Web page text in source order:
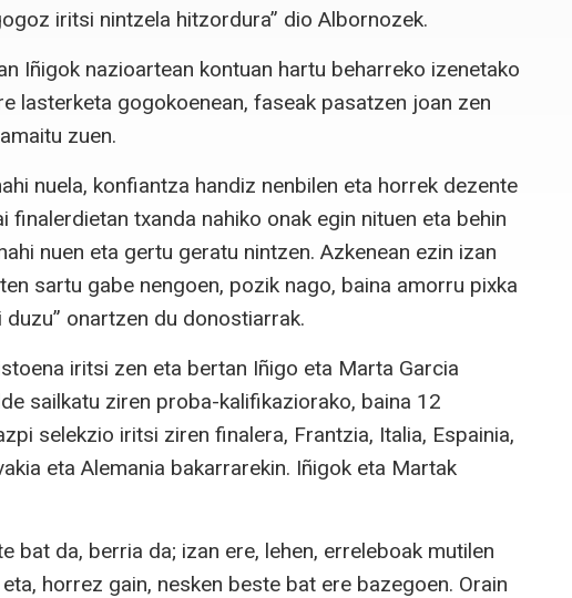
iritsi nintzela hitzordura” dio Albornozek.
Iñigok nazioartean kontuan hartu beharreko izenetako
lasterketa gogokoenean, faseak pasatzen joan zen
zuen.
nuela, konfiantza handiz nenbilen eta horrek dezente
finalerdietan txanda nahiko onak egin nituen eta behin
nuen eta gertu geratu nintzen. Azkenean ezin izan
sartu gabe nengoen, pozik nago, baina amorru pixka
onartzen du donostiarrak.
iritsi zen eta bertan Iñigo eta Marta Garcia
sailkatu ziren proba-kalifikaziorako, baina 12
selekzio iritsi ziren finalera, Frantzia, Italia, Espainia,
eta Alemania bakarrarekin. Iñigok eta Martak
bat da, berria da; izan ere, lehen, erreleboak mutilen
horrez gain, nesken beste bat ere bazegoen. Orain